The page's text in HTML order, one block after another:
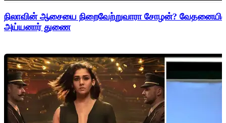
நிலாவின் ஆசையை நிறைவேற்றுவாரா சோழன்? வேதனையில்
அய்யனார் துணை